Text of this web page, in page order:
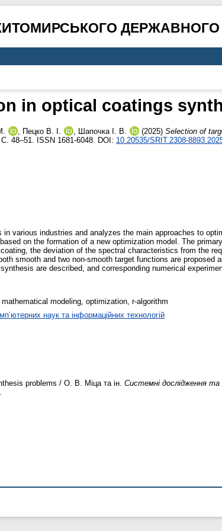
ДЕРЖАВНОГО
in optical coatings
, Пецко В. І. , Шапочка І. В. (2025) Selection of
С. 48–51. ISSN 1681-6048. DOI: 10.20535/SRIT.2308-
various industries and analyzes the main approaches to
on the formation of a new optimization model. The
the deviation of the spectral characteristics from the
smooth and two non-smooth target functions are proposed
are described, and corresponding numerical
modeling, optimization, r-algorithm
наук та інформаційних технологій
problems / О. В. Міца та ін. Системні дослідження та